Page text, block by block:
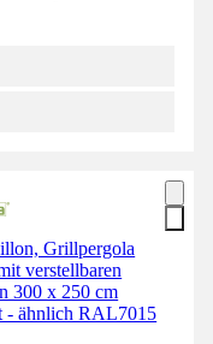
Grillpergola
verstellbaren
300 x 250 cm
- ähnlich RAL7015